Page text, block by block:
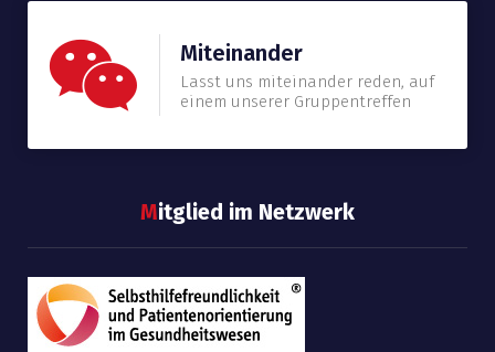
Miteinander
Lasst uns miteinander reden, auf
einem unserer Gruppentreffen
Mitglied im Netzwerk